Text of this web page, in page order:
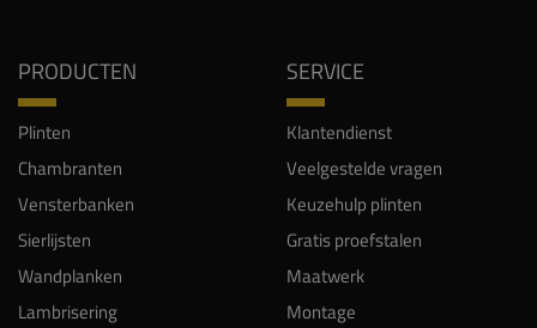
PRODUCTEN
Plinten
Chambranten
Vensterbanken
Sierlijsten
Wandplanken
Lambrisering
SERVICE
Klantendienst
Veelgestelde vragen
Keuzehulp plinten
Gratis proefstalen
Maatwerk
Montage